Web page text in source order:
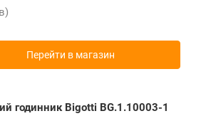
Перейти в магазин
годинник Bigotti BG.1.10003-1